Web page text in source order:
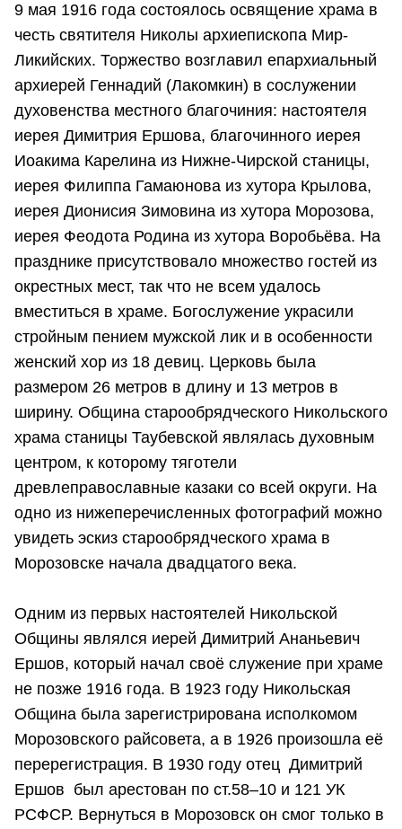
9 мая 1916 года состоялось освящение храма в
честь святителя Николы архиепископа Мир-
Ликийских. Торжество возглавил епархиальный
архиерей Геннадий (Лакомкин) в сослужении
духовенства местного благочиния: настоятеля
иерея Димитрия Ершова, благочинного иерея
Иоакима Карелина из Нижне-Чирской станицы,
иерея Филиппа Гамаюнова из хутора Крылова,
иерея Дионисия Зимовина из хутора Морозова,
иерея Феодота Родина из хутора Воробьёва. На
празднике присутствовало множество гостей из
окрестных мест, так что не всем удалось
вместиться в храме. Богослужение украсили
стройным пением мужской лик и в особенности
женский хор из 18 девиц. Церковь была
размером 26 метров в длину и 13 метров в
ширину. Община старообрядческого Никольского
храма станицы Таубевской являлась духовным
центром, к которому тяготели
древлеправославные казаки со всей округи. На
одно из нижеперечисленных фотографий можно
увидеть эскиз старообрядческого храма в
Морозовске начала двадцатого века.
Одним из первых настоятелей Никольской
Общины являлся иерей Димитрий Ананьевич
Ершов, который начал своё служение при храме
не позже 1916 года. В 1923 году Никольская
Община была зарегистрирована исполкомом
Морозовского райсовета, а в 1926 произошла её
перерегистрация. В 1930 году отец Димитрий
Ершов был арестован по ст.58–10 и 121 УК
РСФСР. Вернуться в Морозовск он смог только в